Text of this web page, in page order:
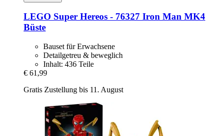
LEGO Super Hereos -​ 76327 Iron Man MK4
Büste
Bauset für Erwachsene
Detailgetreu & beweglich
Inhalt: 436 Teile
€ 61,99
Gratis Zustellung bis 11. August